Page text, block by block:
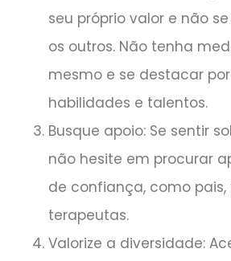
seu próprio valor e não
os outros. Não tenha
mesmo e se destacar
habilidades e talentos.
Busque apoio: Se sentir
não hesite em procurar
de confiança, como pais,
terapeutas.
Valorize a diversidade: